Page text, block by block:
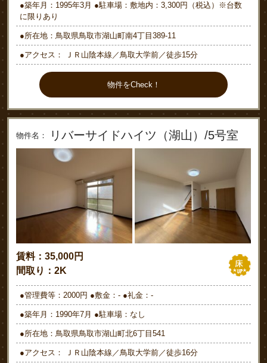
●築年月：1995年3月 ●駐車場：敷地内：3,300円（税込）※台数
に限りあり
●所在地：鳥取県鳥取市湖山町南4丁目389-11
●アクセス： ＪＲ山陰本線／鳥取大学前／徒歩15分
物件をCheck！
物件名： リバーサイドハイツ（湖山）/5号室
賃料：35,000円
間取り：2K
●管理費等：2000円 ●敷金：- ●礼金：-
●築年月：1990年7月 ●駐車場：なし
●所在地：鳥取県鳥取市湖山町北6丁目541
●アクセス： ＪＲ山陰本線／鳥取大学前／徒歩16分